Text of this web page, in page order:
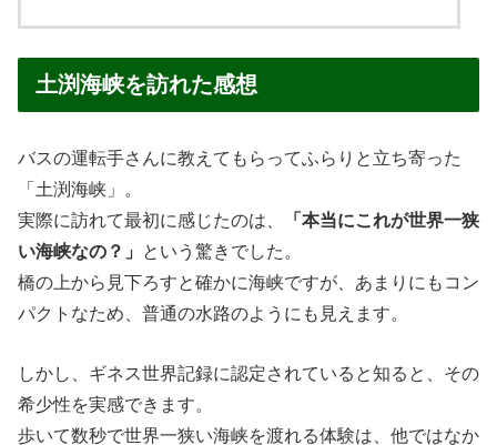
土渕海峡を訪れた感想
バスの運転手さんに教えてもらってふらりと立ち寄った
「土渕海峡」。
実際に訪れて最初に感じたのは、
「本当にこれが世界一狭
い海峡なの？」
という驚きでした。
橋の上から見下ろすと確かに海峡ですが、あまりにもコン
パクトなため、普通の水路のようにも見えます。
しかし、ギネス世界記録に認定されていると知ると、その
希少性を実感できます。
歩いて数秒で世界一狭い海峡を渡れる体験は、他ではなか